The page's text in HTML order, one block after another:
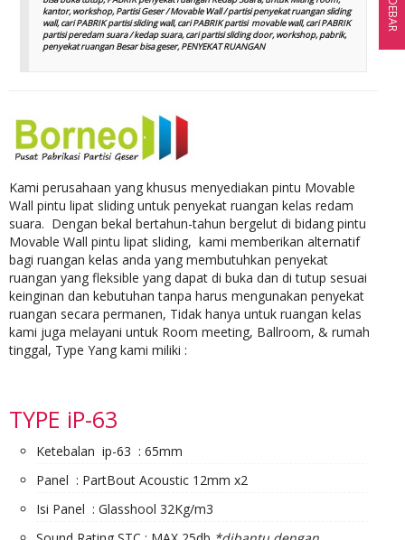
kantor, workshop, Partisi Geser / Movable Wall / partisi penyekat ruangan sliding
wall, cari PABRIK partisi sliding wall, cari PABRIK partisi movable wall, cari PABRIK
partisi peredam suara / kedap suara, cari partisi sliding door, workshop, pabrik,
penyekat ruangan Besar bisa geser, PENYEKAT RUANGAN
Kami perusahaan yang khusus menyediakan pintu Movable
Wall pintu lipat sliding untuk penyekat ruangan kelas redam
suara. Dengan bekal bertahun-tahun bergelut di bidang pintu
Movable Wall pintu lipat sliding, kami memberikan alternatif
bagi ruangan kelas anda yang membutuhkan penyekat
ruangan yang fleksible yang dapat di buka dan di tutup sesuai
keinginan dan kebutuhan tanpa harus mengunakan penyekat
ruangan secara permanen, Tidak hanya untuk ruangan kelas
kami juga melayani untuk Room meeting, Ballroom, & rumah
tinggal, Type Yang kami miliki :
TYPE iP-63
Ketebalan ip-63 : 65mm
Panel : PartBout Acoustic 12mm x2
Isi Panel : Glasshool 32Kg/m3
SIDEBAR